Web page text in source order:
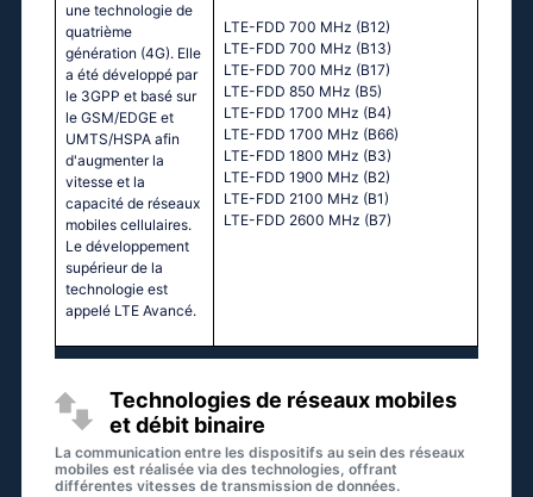
une technologie de
quatrième
génération (4G). Elle
a été développé par
le 3GPP et basé sur
le GSM/EDGE et
UMTS/HSPA afin
d'augmenter la
vitesse et la
capacité de réseaux
mobiles cellulaires.
Le développement
supérieur de la
technologie est
appelé LTE Avancé.
LTE-FDD 700 MHz (B12)
LTE-FDD 700 MHz (B13)
LTE-FDD 700 MHz (B17)
LTE-FDD 850 MHz (B5)
LTE-FDD 1700 MHz (B4)
LTE-FDD 1700 MHz (B66)
LTE-FDD 1800 MHz (B3)
LTE-FDD 1900 MHz (B2)
LTE-FDD 2100 MHz (B1)
LTE-FDD 2600 MHz (B7)
Technologies de réseaux mobiles
et débit binaire
La communication entre les dispositifs au sein des réseaux
mobiles est réalisée via des technologies, offrant
différentes vitesses de transmission de données.